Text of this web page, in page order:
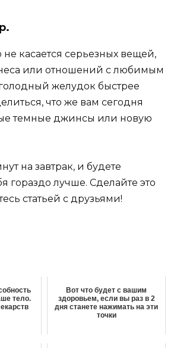
не касается серьезных вещей,
или отношений с любимым
желудок быстрее
что же вам сегодня
темные джинсы или новую
на завтрак, и будете
гораздо лучше. Сделайте это
статьей с друзьями!
тело.
Вот что будет с вашим
здоровьем, если вы раз в 2
дня станете нажимать на эти
точки